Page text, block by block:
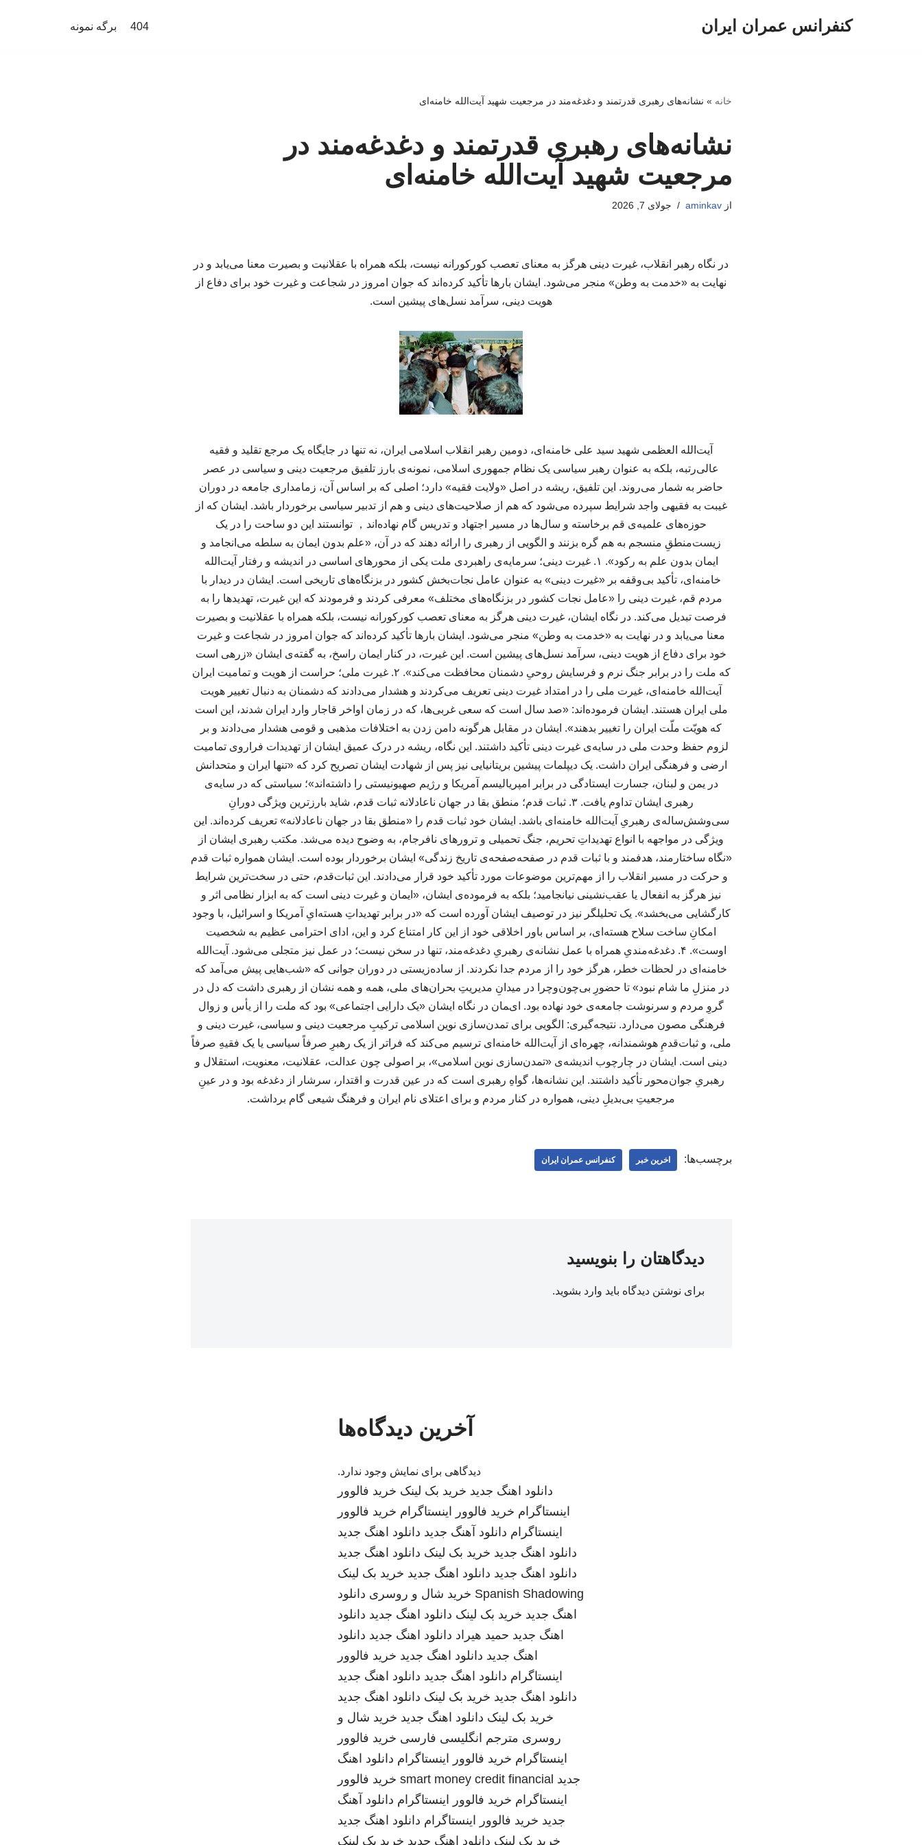
کنفرانس عمران ایران 404 برگه نمونه
خانه » نشانه‌های رهبری قدرتمند و دغدغه‌مند در مرجعیت شهید آیت‌الله خامنه‌ای
نشانه‌های رهبری قدرتمند و دغدغه‌مند در
مرجعیت شهید آیت‌الله خامنه‌ای
ازaminkav جولای 7, 2026
در نگاه رهبر انقلاب، غیرت دینی هرگز به معنای تعصب کورکورانه نیست، بلکه همراه با عقلانیت و بصیرت معنا می‌یابد و در
نهایت به «خدمت به وطن» منجر می‌شود. ایشان بارها تأکید کرده‌اند که جوان امروز در شجاعت و غیرت خود برای دفاع از
هویت دینی، سرآمد نسل‌های پیشین است.
آیت‌الله العظمی شهید سید علی خامنه‌ای، دومین رهبر انقلاب اسلامی ایران، نه تنها در جایگاه یک مرجع تقلید و فقیه
عالی‌رتبه، بلکه به عنوان رهبر سیاسی یک نظام جمهوری اسلامی، نمونه‌ی بارز تلفیق مرجعیت دینی و سیاسی در عصر
حاضر به شمار می‌روند. این تلفیق، ریشه در اصل «ولایت فقیه» دارد؛ اصلی که بر اساس آن، زمامداری جامعه در دوران
غیبت به فقیهی واجد شرایط سپرده می‌شود که هم از صلاحیت‌های دینی و هم از تدبیر سیاسی برخوردار باشد. ایشان که از
حوزه‌های علمیه‌ی قم برخاسته و سال‌ها در مسیر اجتهاد و تدریس گام نهاده‌اند， توانستند این دو ساحت را در یک
زیست‌منطقِ منسجم به هم گره بزنند و الگویی از رهبری را ارائه دهند که در آن، «علم بدون ایمان به سلطه می‌انجامد و
ایمان بدون علم به رکود». ۱. غیرت دینی؛ سرمایه‌ی راهبردی ملت یکی از محورهای اساسی در اندیشه و رفتار آیت‌الله
خامنه‌ای، تأکید بی‌وقفه بر «غیرت دینی» به عنوان عامل نجات‌بخش کشور در بزنگاه‌های تاریخی است. ایشان در دیدار با
مردم قم، غیرت دینی را «عامل نجات کشور در بزنگاه‌های مختلف» معرفی کردند و فرمودند که این غیرت، تهدیدها را به
فرصت تبدیل می‌کند. در نگاه ایشان، غیرت دینی هرگز به معنای تعصب کورکورانه نیست، بلکه همراه با عقلانیت و بصیرت
معنا می‌یابد و در نهایت به «خدمت به وطن» منجر می‌شود. ایشان بارها تأکید کرده‌اند که جوان امروز در شجاعت و غیرت
خود برای دفاع از هویت دینی، سرآمد نسل‌های پیشین است. این غیرت، در کنار ایمان راسخ، به گفته‌ی ایشان «زرهی است
که ملت را در برابر جنگ نرم و فرسایش روحیِ دشمنان محافظت می‌کند». ۲. غیرت ملی؛ حراست از هویت و تمامیت ایران
آیت‌الله خامنه‌ای، غیرت ملی را در امتداد غیرت دینی تعریف می‌کردند و هشدار می‌دادند که دشمنان به دنبال تغییر هویت
ملی ایران هستند. ایشان فرموده‌اند: «صد سال است که سعی غربی‌ها، که در زمان اواخر قاجار وارد ایران شدند، این است
که هویّت ملّت ایران را تغییر بدهند». ایشان در مقابل هرگونه دامن زدن به اختلافات مذهبی و قومی هشدار می‌دادند و بر
لزوم حفظ وحدت ملی در سایه‌ی غیرت دینی تأکید داشتند. این نگاه، ریشه در درک عمیق ایشان از تهدیدات فراروی تمامیت
ارضی و فرهنگی ایران داشت. یک دیپلمات پیشین بریتانیایی نیز پس از شهادت ایشان تصریح کرد که «تنها ایران و متحدانش
در یمن و لبنان، جسارت ایستادگی در برابر امپریالیسم آمریکا و رژیم صهیونیستی را داشته‌اند»؛ سیاستی که در سایه‌ی
رهبری ایشان تداوم یافت. ۳. ثبات قدم؛ منطق بقا در جهان ناعادلانه ثبات قدم، شاید بارزترین ویژگی دورانِ
سی‌وشش‌ساله‌ی رهبریِ آیت‌الله خامنه‌ای باشد. ایشان خود ثبات قدم را «منطق بقا در جهان ناعادلانه» تعریف کرده‌اند. این
ویژگی در مواجهه با انواع تهدیداتِ تحریم، جنگ تحمیلی و ترورهای نافرجام، به وضوح دیده می‌شد. مکتب رهبری ایشان از
«نگاه ساختارمند، هدفمند و با ثبات قدم در صفحه‌صفحه‌ی تاریخ زندگی» ایشان برخوردار بوده است. ایشان همواره ثبات قدم
و حرکت در مسیر انقلاب را از مهم‌ترین موضوعات مورد تأکید خود قرار می‌دادند. این ثبات‌قدم، حتی در سخت‌ترین شرایط
نیز هرگز به انفعال یا عقب‌نشینی نیانجامید؛ بلکه به فرموده‌ی ایشان، «ایمان و غیرت دینی است که به ابزار نظامی اثر و
کارگشایی می‌بخشد». یک تحلیلگر نیز در توصیف ایشان آورده است که «در برابر تهدیداتِ هسته‌ایِ آمریکا و اسرائیل، با وجود
امکانِ ساخت سلاح هسته‌ای، بر اساس باور اخلاقی خود از این کار امتناع کرد و این، ادای احترامی عظیم به شخصیت
اوست». ۴. دغدغه‌مندیِ همراه با عمل نشانه‌ی رهبریِ دغدغه‌مند، تنها در سخن نیست؛ در عمل نیز متجلی می‌شود. آیت‌الله
خامنه‌ای در لحظات خطر، هرگز خود را از مردم جدا نکردند. از ساده‌زیستی در دوران جوانی که «شب‌هایی پیش می‌آمد که
در منزلِ ما شام نبود» تا حضورِ بی‌چون‌وچرا در میدانِ مدیریتِ بحران‌های ملی، همه و همه نشان از رهبری داشت که دل در
گروِ مردم و سرنوشت جامعه‌ی خود نهاده بود. ایمان در نگاه ایشان «یک دارایی اجتماعی» بود که ملت را از یأس و زوال
فرهنگی مصون می‌دارد. نتیجه‌گیری: الگویی برای تمدن‌سازی نوین اسلامی ترکیبِ مرجعیت دینی و سیاسی، غیرت دینی و
ملی، و ثبات‌قدمِ هوشمندانه، چهره‌ای از آیت‌الله خامنه‌ای ترسیم می‌کند که فراتر از یک رهبرِ صرفاً سیاسی یا یک فقیهِ صرفاً
دینی است. ایشان در چارچوب اندیشه‌ی «تمدن‌سازی نوین اسلامی»، بر اصولی چون عدالت، عقلانیت، معنویت، استقلال و
رهبریِ جوان‌محور تأکید داشتند. این نشانه‌ها، گواهِ رهبری است که در عین قدرت و اقتدار، سرشار از دغدغه بود و در عینِ
مرجعیتِ بی‌بدیلِ دینی، همواره در کنار مردم و برای اعتلای نام ایران و فرهنگ شیعی گام برداشت.
برچسب‌ها: اخرین خبر کنفرانس عمران ایران
دیدگاهتان را بنویسید
برای نوشتن دیدگاه باید وارد بشوید.
آخرین دیدگاه‌ها
دیدگاهی برای نمایش وجود ندارد.
دانلود اهنگ جدید خرید بک لینک خرید فالوور
اینستاگرام خرید فالوور اینستاگرام خرید فالوور
اینستاگرام دانلود آهنگ جدید دانلود اهنگ جدید
دانلود اهنگ جدید خرید بک لینک دانلود اهنگ جدید
دانلود اهنگ جدید دانلود اهنگ جدید خرید بک لینک
Spanish Shadowing خرید شال و روسری دانلود
اهنگ جدید خرید بک لینک دانلود اهنگ جدید دانلود
اهنگ جدید حمید هیراد دانلود اهنگ جدید دانلود
اهنگ جدید دانلود اهنگ جدید خرید فالوور
اینستاگرام دانلود اهنگ جدید دانلود اهنگ جدید
دانلود اهنگ جدید خرید بک لینک دانلود اهنگ جدید
خرید بک لینک دانلود اهنگ جدید خرید شال و
روسری مترجم انگلیسی فارسی خرید فالوور
اینستاگرام خرید فالوور اینستاگرام دانلود اهنگ
جدید smart money credit financial خرید فالوور
اینستاگرام خرید فالوور اینستاگرام دانلود آهنگ
جدید خرید فالوور اینستاگرام دانلود اهنگ جدید
خرید بک لینک دانلود اهنگ جدید خرید بک لینک